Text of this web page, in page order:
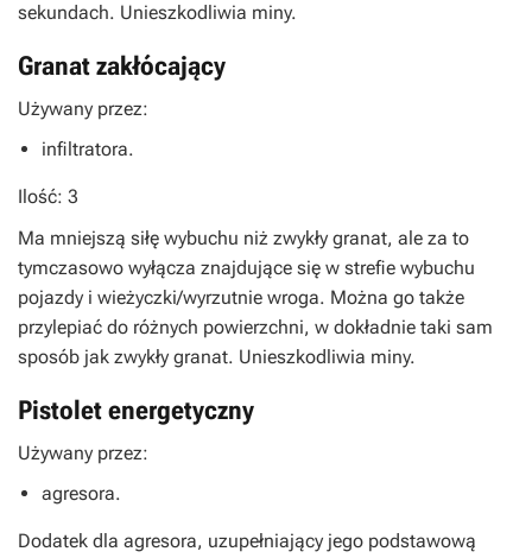
sekundach. Unieszkodliwia miny.
Granat zakłócający
Używany przez:
infiltratora.
Ilość: 3
Ma mniejszą siłę wybuchu niż zwykły granat, ale za to
tymczasowo wyłącza znajdujące się w strefie wybuchu
pojazdy i wieżyczki/wyrzutnie wroga. Można go także
przylepiać do różnych powierzchni, w dokładnie taki sam
sposób jak zwykły granat. Unieszkodliwia miny.
Pistolet energetyczny
Używany przez:
agresora.
Dodatek dla agresora, uzupełniający jego podstawową